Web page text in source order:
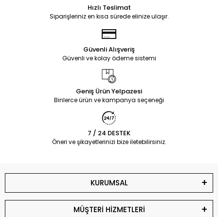
Hızlı Teslimat
Siparişleriniz en kısa sürede elinize ulaşır.
Güvenli Alışveriş
Güvenli ve kolay ödeme sistemi
Geniş Ürün Yelpazesi
Binlerce ürün ve kampanya seçeneği
7 / 24 DESTEK
Öneri ve şikayetlerinizi bize iletebilirsiniz.
KURUMSAL
MÜŞTERİ HİZMETLERİ